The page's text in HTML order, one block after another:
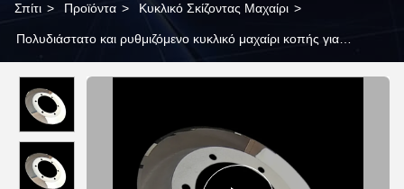
Σπίτι > Προϊόντα > Κυκλικό Σκίζοντας Μαχαίρι >
Πολυδιάστατο και ρυθμιζόμενο κυκλικό μαχαίρι κοπής για